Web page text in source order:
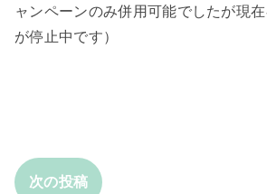
ャンペーンのみ併用可能でしたが現
が停止中です）
次の投稿